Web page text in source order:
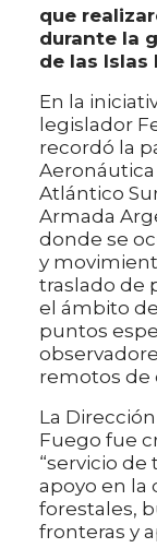
que
durante la
de las Islas
En la
legislador
recordó la
Atlántico
Armada
donde se
y
traslado de
el ámbito
puntos
remotos de
La
Fuego fue
“servicio de
apoyo en la
forestales,
fronteras y